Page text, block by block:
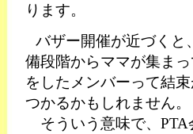
ります。
バザー開催が近づくと
備段階からママが集ま
をしたメンバーって結
つかるかもしれません。
そういう意味で、PTA